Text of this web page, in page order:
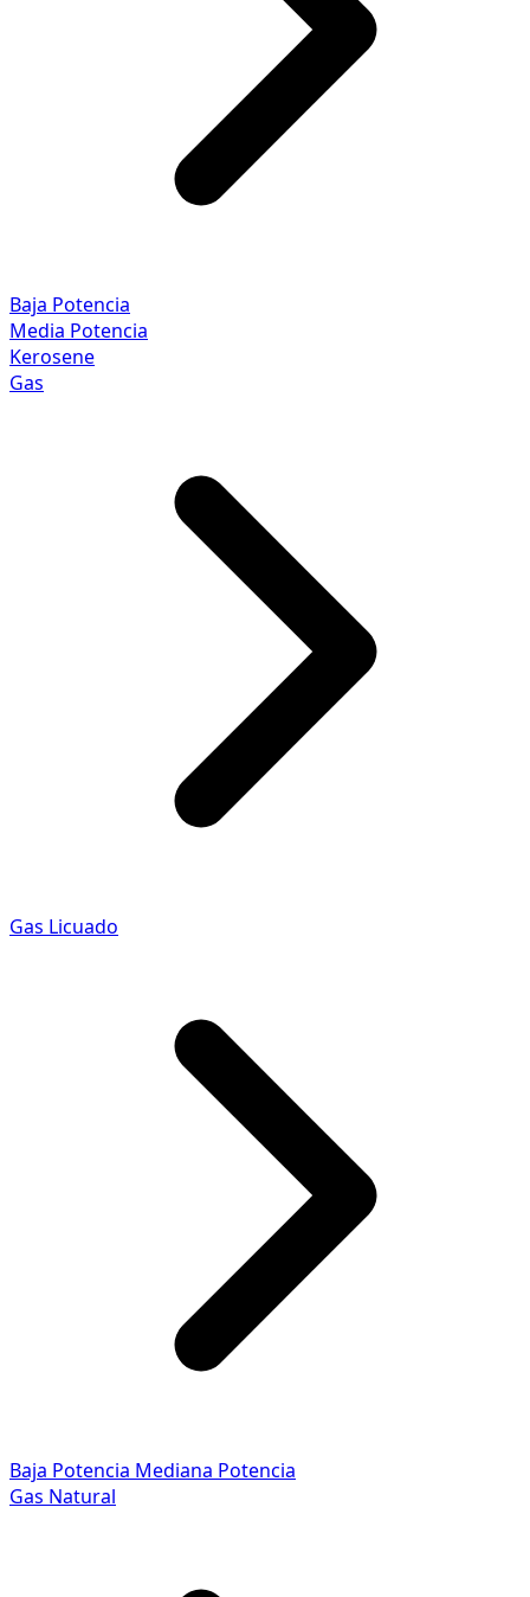
Baja Potencia
Media Potencia
Kerosene
Gas
Gas Licuado
Baja Potencia Mediana Potencia
Gas Natural